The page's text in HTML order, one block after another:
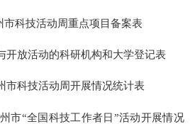
科技活动周重点项目备案表
动的科研机构和大学登记表
活动周开展情况统计表
国科技工作者日”活动开展情况